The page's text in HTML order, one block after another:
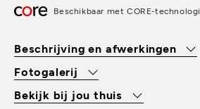
Beschikbaar met
Beschrijving en afwerkingen
Fotogalerij
Bekijk bij jou thuis